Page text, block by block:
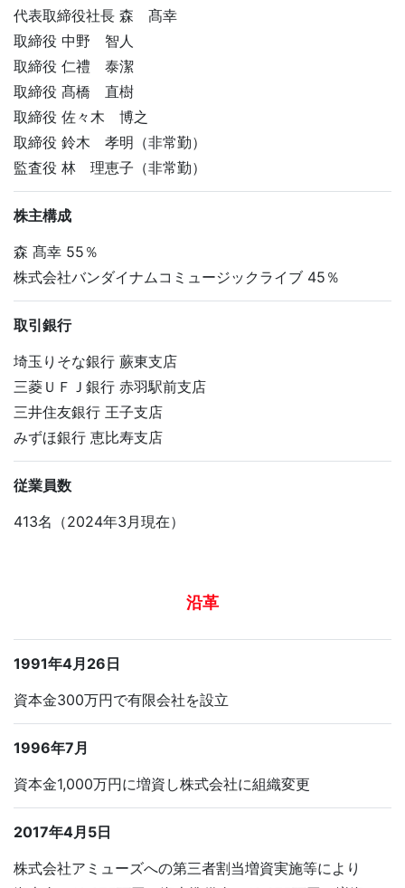
代表取締役社長 森 髙幸
取締役 中野 智人
取締役 仁禮 泰潔
取締役 髙橋 直樹
取締役 佐々木 博之
取締役 鈴木 孝明（非常勤）
監査役 林 理恵子（非常勤）
株主構成
森 髙幸 55％
株式会社バンダイナムコミュージックライブ 45％
取引銀行
埼玉りそな銀行 蕨東支店
三菱ＵＦＪ銀行 赤羽駅前支店
三井住友銀行 王子支店
みずほ銀行 恵比寿支店
従業員数
413名（2024年3月現在）
沿革
1991年4月26日
資本金300万円で有限会社を設立
1996年7月
資本金1,000万円に増資し株式会社に組織変更
2017年4月5日
株式会社アミューズへの第三者割当増資実施等により